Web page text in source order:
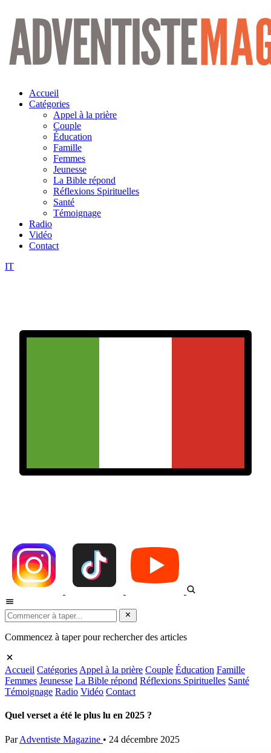
Aller
contenu
Accueil
Catégories
Appel à la prière
Couple
Éducation
Famille
Femmes
Jeunesse
La Bible répond
Réflexions Spirituelles
Santé
Témoignage
Radio
Vidéo
Contact
IT
Commencez à taper pour rechercher des articles
Accueil Catégories Appel à la prière Couple Éducation Famille
Femmes Jeunesse La Bible répond Réflexions Spirituelles Santé
Témoignage Radio Vidéo Contact
Quel verset a été le plus lu en 2025 ?
Par Adventiste Magazine • 24 décembre 2025